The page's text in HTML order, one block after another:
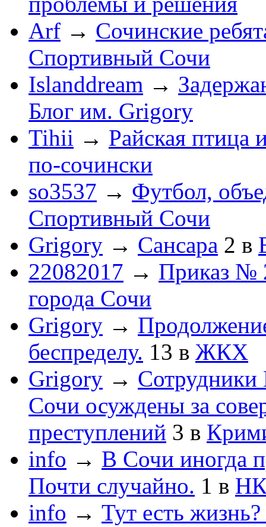
Arf → Сочинские
Спортивный Сочи
Islanddream →
Блог им. Grigory
Tihii → Райская птица
по-cочински
so3537 → Футбол,
Спортивный Сочи
Grigory → Сансара 2 в
22082017 → Приказ №
города Сочи
Grigory →
беспределу. 13 в ЖКХ
Grigory →
Сочи осуждены за
преступлений 3 в
info → В Сочи иногда
Почти случайно. 1 в
info → Тут есть